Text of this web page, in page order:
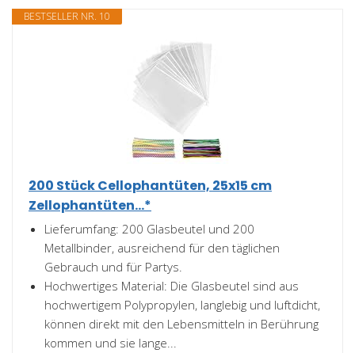
BESTSELLER NR. 10
200 Stück Cellophantüten, 25x15 cm
Zellophantüten...*
Lieferumfang: 200 Glasbeutel und 200
Metallbinder, ausreichend für den täglichen
Gebrauch und für Partys.
Hochwertiges Material: Die Glasbeutel sind aus
hochwertigem Polypropylen, langlebig und luftdicht,
können direkt mit den Lebensmitteln in Berührung
kommen und sie lange...